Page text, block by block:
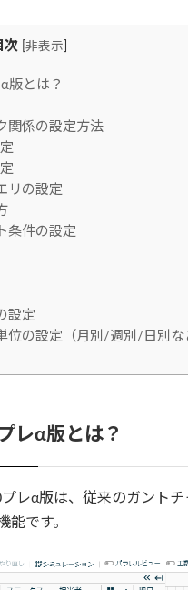
次 非表示
版とは？
関係の設定方法
リの設定
条件の設定
設定
位の設定（月別/週別/日別な
レα版とは？
レα版は、従来のガントチ
能です。